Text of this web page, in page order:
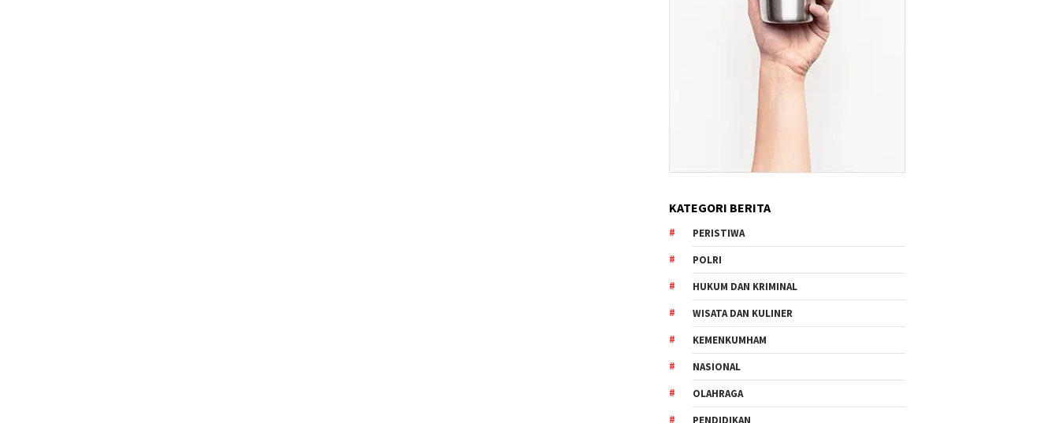
KATEGORI BERITA
PERISTIWA
POLRI
HUKUM DAN KRIMINAL
WISATA DAN KULINER
KEMENKUMHAM
NASIONAL
OLAHRAGA
PENDIDIKAN